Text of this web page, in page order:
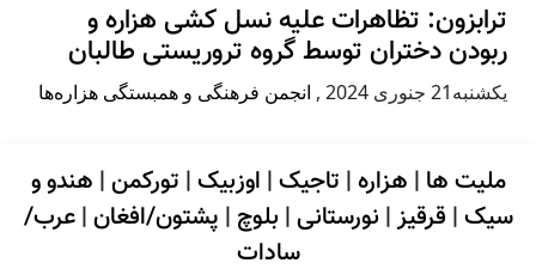
ترابزون: تظاهرات علیه نسل کشی هزاره و
ربودن دختران توسط گروه تروریستی طالبان
يكشنبه21 جنوری 2024 , انجمن فرهنگی و همبستگی هزاره‌ها
ملیت ها | هزاره| تاجیک| اوزبیک| تورکمن| هندو و
سیک| قرقیز| نورستانی| بلوچ | پشتون/افغان|عرب/
سادات